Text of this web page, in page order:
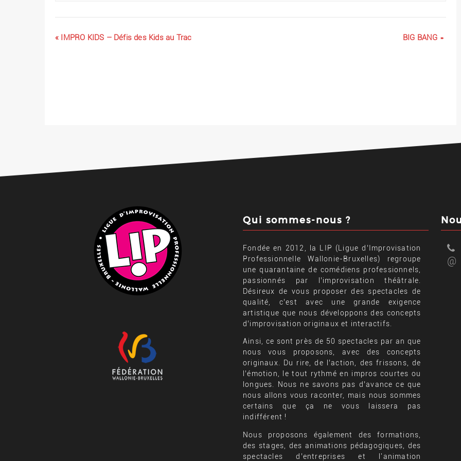
« IMPRO KIDS – Défis des Kids au Trac BIG BANG »
Qui sommes-nous ?
Fondée en 2012, la LIP (Ligue d’Improvisation
Professionnelle Wallonie-Bruxelles) regroupe
une quarantaine de comédiens professionnels,
passionnés par l’improvisation théâtrale.
Désireux de vous proposer des spectacles de
qualité, c’est avec une grande exigence
artistique que nous développons des concepts
d’improvisation originaux et interactifs.
Ainsi, ce sont près de 50 spectacles par an que
nous vous proposons, avec des concepts
originaux. Du rire, de l’action, des frissons, de
l’émotion, le tout rythmé en impros courtes ou
longues. Nous ne savons pas d’avance ce que
nous allons vous raconter, mais nous sommes
certains que ça ne vous laissera pas
indifférent !
Nous proposons également des formations,
des stages, des animations pédagogiques, des
spectacles d’entreprises et l'animation
@